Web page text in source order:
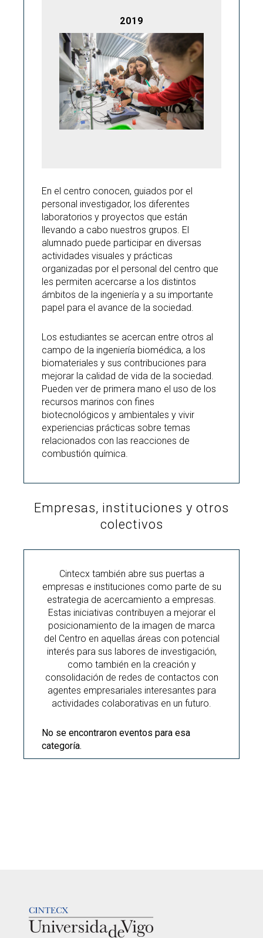
2019
En el centro conocen, guiados por el
personal investigador, los diferentes
laboratorios y proyectos que están
llevando a cabo nuestros grupos. El
alumnado puede participar en diversas
actividades visuales y prácticas
organizadas por el personal del centro que
les permiten acercarse a los distintos
ámbitos de la ingeniería y a su importante
papel para el avance de la sociedad.
Los estudiantes se acercan entre otros al
campo de la ingeniería biomédica, a los
biomateriales y sus contribuciones para
mejorar la calidad de vida de la sociedad.
Pueden ver de primera mano el uso de los
recursos marinos con fines
biotecnológicos y ambientales y vivir
experiencias prácticas sobre temas
relacionados con las reacciones de
combustión química.
Empresas, instituciones y otros
colectivos
Cintecx también abre sus puertas a
empresas e instituciones como parte de su
estrategia de acercamiento a empresas.
Estas iniciativas contribuyen a mejorar el
posicionamiento de la imagen de marca
del Centro en aquellas áreas con potencial
interés para sus labores de investigación,
como también en la creación y
consolidación de redes de contactos con
agentes empresariales interesantes para
actividades colaborativas en un futuro.
No se encontraron eventos para esa
categoría.